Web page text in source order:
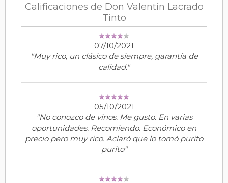
Calificaciones de Don Valentín Lacrado
Tinto
07/10/2021
"Muy rico, un clásico de siempre, garantía de
calidad."
05/10/2021
"No conozco de vinos. Me gusto. En varias
oportunidades. Recomiendo. Económico en
precio pero muy rico. Aclaró que lo tomó purito
purito"